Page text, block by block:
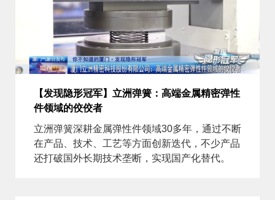
【发现隐形冠军】立洲弹簧：高端金属精密弹性
件领域的佼佼者
立洲弹簧深耕金属弹性件领域30多年，通过不断
在产品、技术、工艺等方面创新迭代，不少产品
还打破国外长期技术垄断，实现国产化替代。